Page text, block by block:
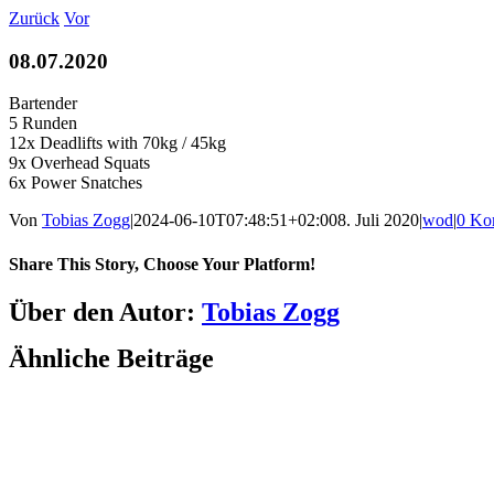
Zum
springen
Zurück Vor
08.07.2020
Bartender
5 Runden
12x Deadlifts with 70kg / 45kg
9x Overhead Squats
6x Power Snatches
Von Tobias Zogg|2024-06-10T07:48:51+02:008. Juli 2020|wod|0
Share This Story, Choose Your Platform!
Facebook
LinkedIn
WhatsApp
Telegram
Tumblr
Pinterest
Vk
Xing
E-
Mail
Über den Autor: Tobias Zogg
Ähnliche Beiträge